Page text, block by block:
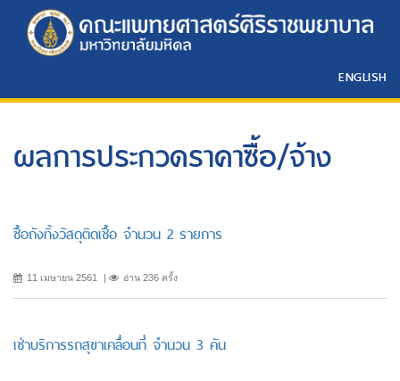
ENGLISH
ผลการประกวดราคาซื้อ/จ้าง
ซื้อถังทิ้งวัสดุติดเชื้อ จํานวน 2 รายการ
11 เมษายน 2561 อ่าน 236 ครั้ง
เช่าบริการรถสุขาเคลื่อนที่ จํานวน 3 คัน